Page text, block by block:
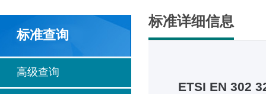
标准查询
高级查询
标准详细信息
ETSI EN 302